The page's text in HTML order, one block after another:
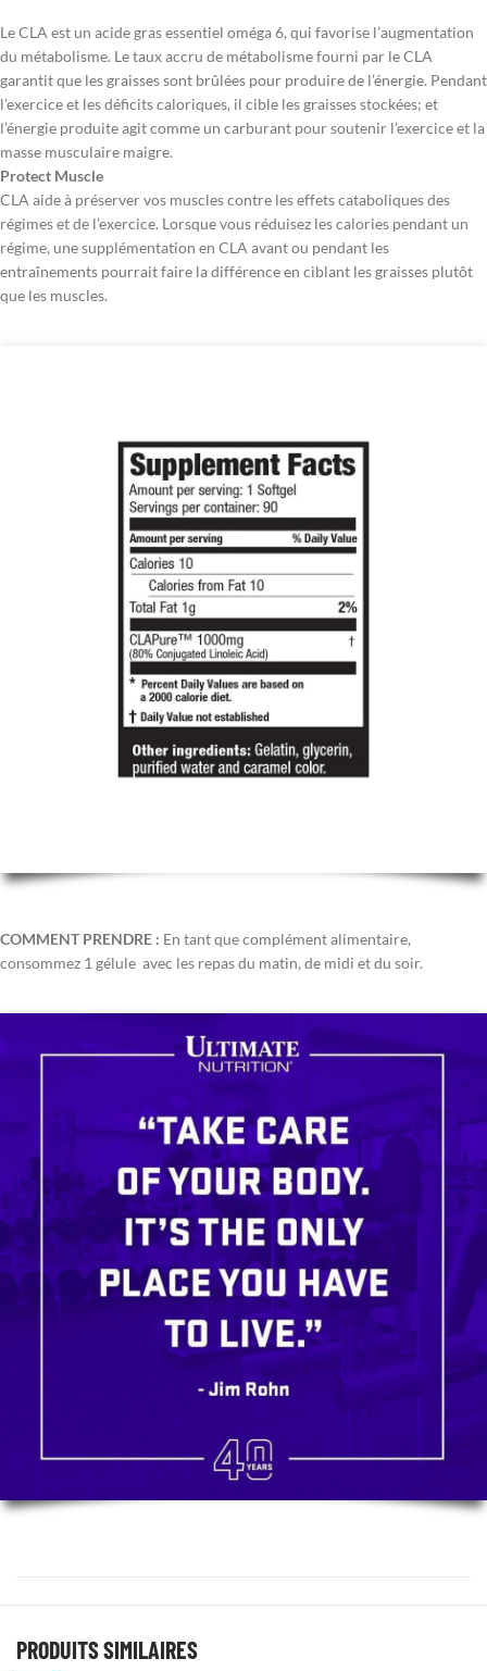
Le CLA est un acide gras essentiel oméga 6, qui favorise l’augmentation
du métabolisme. Le taux accru de métabolisme fourni par le CLA
garantit que les graisses sont brûlées pour produire de l’énergie. Pendant
l’exercice et les déficits caloriques, il cible les graisses stockées; et
l’énergie produite agit comme un carburant pour soutenir l’exercice et la
masse musculaire maigre.
Protect Muscle
CLA aide à préserver vos muscles contre les effets cataboliques des
régimes et de l’exercice. Lorsque vous réduisez les calories pendant un
régime, une supplémentation en CLA avant ou pendant les
entraînements pourrait faire la différence en ciblant les graisses plutôt
que les muscles.
COMMENT PRENDRE : En tant que complément alimentaire,
consommez 1 gélule avec les repas du matin, de midi et du soir.
PRODUITS SIMILAIRES